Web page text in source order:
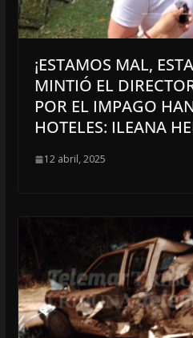
¡ESTAMOS MAL,
MINTIÓ EL
POR EL IMPAGO
HOTELES: ILEANA
12 abril, 2025